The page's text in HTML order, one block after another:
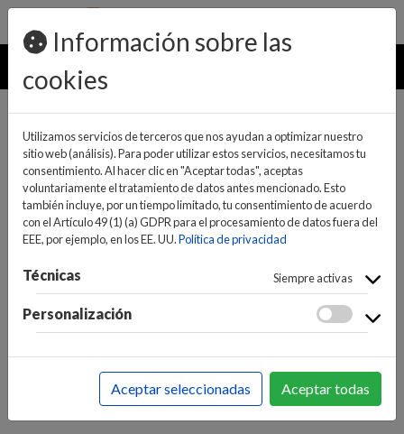
pedidos@ideaelectrodomesticos.com
924 047 836
MENU
INICIO>INFORMÁTICA Y NUEVAS TECNOLOGÍAS>
CONECTIVIDAD / REDES> VIDEOVIGILANCIA
CAMARAS VIDEOVIGILANCIA
Información sobre las
cookies
Utilizamos servicios de terceros que nos ayudan a optimizar nuestro
sitio web (análisis). Para poder utilizar estos servicios, necesitamos tu
consentimiento. Al hacer clic en "Aceptar todas", aceptas
voluntariamente el tratamiento de datos antes mencionado. Esto
también incluye, por un tiempo limitado, tu consentimiento de acuerdo
con el Artículo 49 (1) (a) GDPR para el procesamiento de datos fuera del
EEE, por ejemplo, en los EE. UU.Política de privacidad
Técnicas Siempre activas
Personalización
Aceptar seleccionadas Aceptar todas